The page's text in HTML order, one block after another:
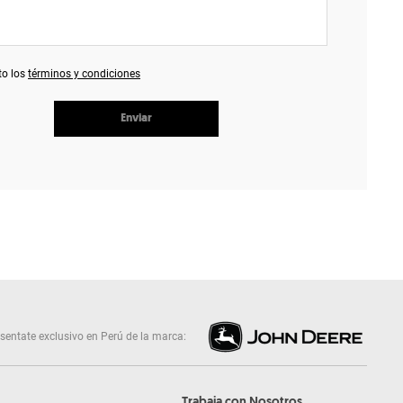
lostérminos y condiciones
Enviar
exclusivo en Perú de la marca: